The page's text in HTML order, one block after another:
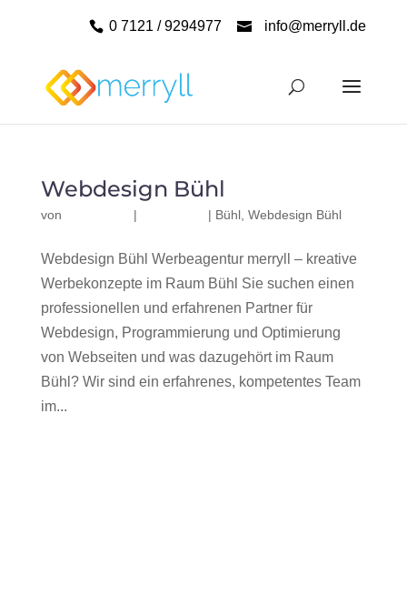
0 7121 / 9294977 info@merryll.de
Webdesign Bühl
von | | Bühl, Webdesign Bühl
Webdesign Bühl Werbeagentur merryll – kreative
Werbekonzepte im Raum Bühl Sie suchen einen
professionellen und erfahrenen Partner für
Webdesign, Programmierung und Optimierung
von Webseiten und was dazugehört im Raum
Bühl? Wir sind ein erfahrenes, kompetentes Team
im...